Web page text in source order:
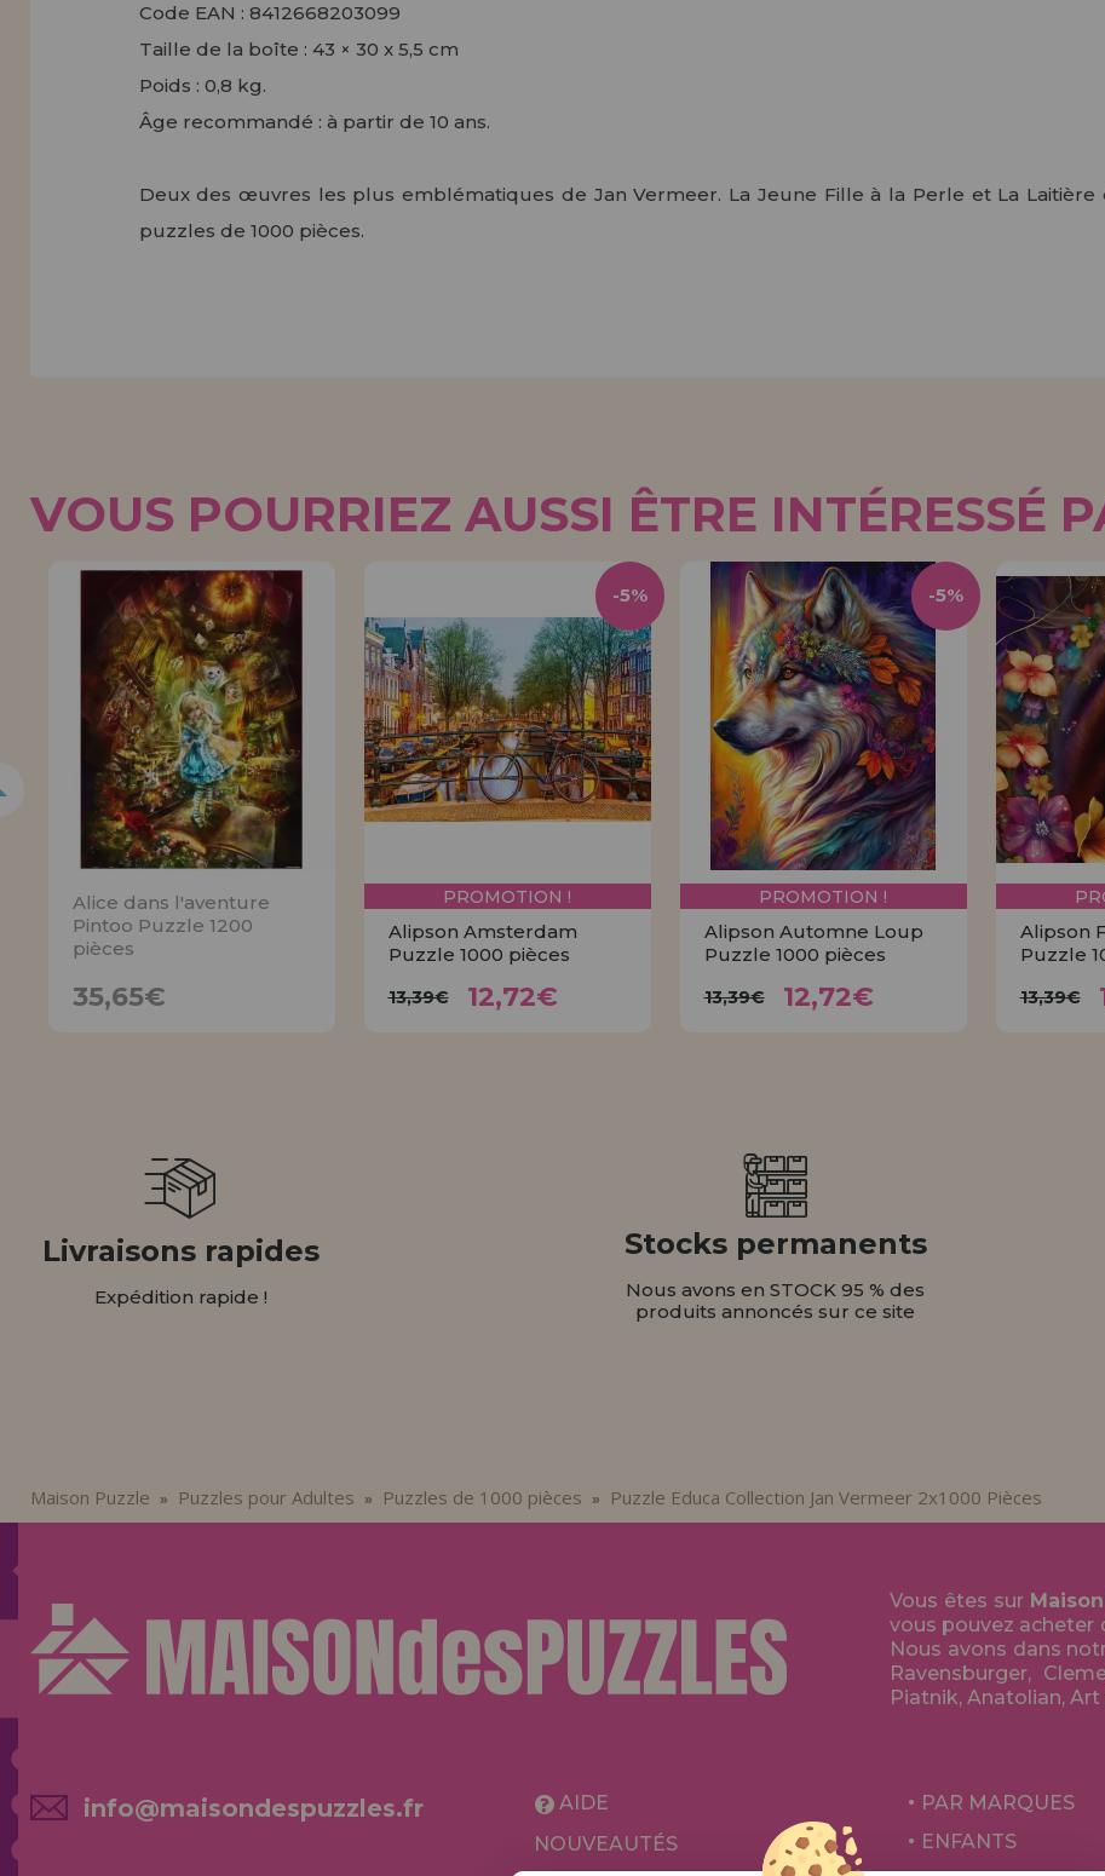
Code EAN : 8412668203099
Taille de la boîte : 43 × 30 x 5,5 cm
Poids : 0,8 kg.
Âge recommandé : à partir de 10 ans.
Deux des œuvres les plus emblématiques de Jan Vermeer. La Jeune Fille à la Perle et La
puzzles de 1000 pièces.
VOUS POURRIEZ AUSSI ÊTRE INTÉRESSÉ
Alice dans l'aventure
Pintoo Puzzle 1200
pièces
35,65€
PROMOTION !
Alipson Amsterdam
Puzzle 1000 pièces
13,39€ 12,72€
-5%
PROMOTION !
Alipson Automne Loup
Puzzle 1000 pièces
13,39€ 12,72€
-5%
Alipson
Puzzle
13,39€
Livraisons rapides
Expédition rapide !
Stocks permanents
Nous avons en STOCK 95 % des
produits annoncés sur ce site
Maison Puzzle » Puzzles pour Adultes » Puzzles de 1000 pièces » Puzzle Educa Collection Jan Vermeer 2x1000 Pièces
Vous êtes sur
vous pouvez acheter
Nous avons dans
Ravensburger,
Piatnik, Anatolian,
info@maisondespuzzles.fr
AIDE
NOUVEAUTÉS
PAR MARQUES
ENFANTS